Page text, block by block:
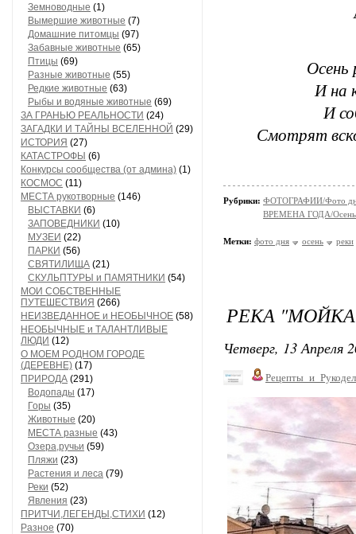
Земноводные (1)
Вымершие животные (7)
Домашние питомцы (97)
Забавные животные (65)
Птицы (69)
Разные животные (55)
Редкие животные (63)
Рыбы и водяные животные (69)
ЗА ГРАНЬЮ РЕАЛЬНОСТИ (24)
ЗАГАДКИ И ТАЙНЫ ВСЕЛЕННОЙ (29)
ИСТОРИЯ (27)
КАТАСТРОФЫ (6)
Конкурсы сообщества (от админа) (1)
КОСМОС (11)
МЕСТА рукотворные (146)
ВЫСТАВКИ (6)
ЗАПОВЕДНИКИ (10)
МУЗЕИ (22)
ПАРКИ (56)
СВЯТИЛИЩА (21)
СКУЛЬПТУРЫ и ПАМЯТНИКИ (54)
МОИ СОБСТВЕННЫЕ
ПУТЕШЕСТВИЯ (266)
НЕИЗВЕДАННОЕ и НЕОБЫЧНОЕ (58)
НЕОБЫЧНЫЕ и ТАЛАНТЛИВЫЕ
ЛЮДИ (12)
О МОЕМ РОДНОМ ГОРОДЕ
(ДЕРЕВНЕ) (17)
ПРИРОДА (291)
Водопады (17)
Горы (35)
Животные (20)
МЕСТА разные (43)
Озера,ручьи (59)
Пляжи (23)
Растения и леса (79)
Реки (52)
Явления (23)
ПРИТЧИ,ЛЕГЕНДЫ,СТИХИ (12)
Разное (70)
Осень
И на
И
Смотрят
Рубрики: ФОТОГРАФИИ/Фото
ВРЕМЕНА ГОДА/Осень
Метки: фото дня осень реки
РЕКА
Четверг, 13 Апреля